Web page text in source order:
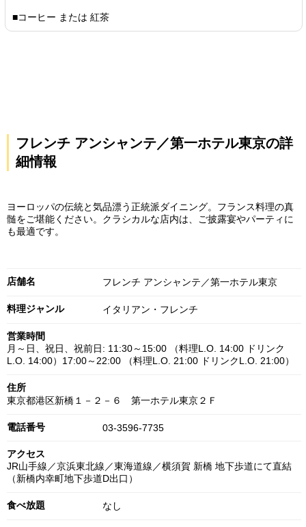
■コーヒー または 紅茶
フレンチ アンシャンテ／第一ホテル東京の詳
細情報
ヨーロッパの伝統と気品漂う正統派ダイニング。フランス料理の真
髄をご堪能ください。クラシカルな店内は、ご披露宴やパーティに
も最適です。
店舗名 フレンチ アンシャンテ／第一ホテル東京
料理ジャンル イタリアン・フレンチ
営業時間
月～日、祝日、祝前日: 11:30～15:00 （料理L.O. 14:00 ドリンク
L.O. 14:00）17:00～22:00 （料理L.O. 21:00 ドリンクL.O. 21:00）
住所
東京都港区新橋１－２－６ 第一ホテル東京２Ｆ
電話番号 03-3596-7735
アクセス
JR山手線／京浜東北線／東海道線／横須賀 新橋 地下歩道にて直結
（新橋内幸町地下歩道D出口）
食べ放題 なし